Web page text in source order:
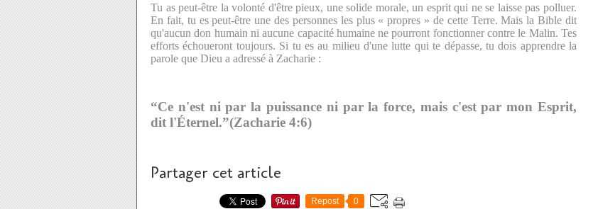
Tu as peut-être la volonté d'être pieux, une solide morale, un esprit qui ne se laisse pas polluer.
En fait, tu es peut-être une des personnes les plus « propres » de cette Terre. Mais la Bible dit
qu'aucun don humain ni aucune capacité humaine ne pourront fonctionner contre le Malin. Tes
efforts échoueront toujours. Si tu es au milieu d'une lutte qui te dépasse, tu dois apprendre la
parole que Dieu a adressé à Zacharie :
“Ce n'est ni par la puissance ni par la force, mais c'est par mon Esprit,
dit l'Éternel.”(Zacharie 4:6)
Partager cet article
Repost 0